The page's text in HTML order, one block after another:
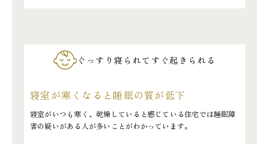
ぐっすり寝られてすぐ起きられる
寝室が寒くなると睡眠の質が低下
寝室がいつも寒く、乾燥していると感じている住宅では睡眠障
害の疑いがある人が多いことがわかっています。